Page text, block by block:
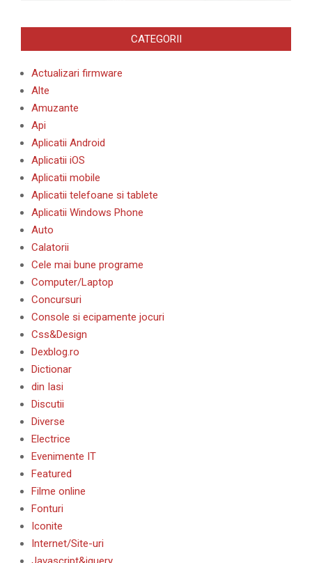
CATEGORII
Actualizari firmware
Alte
Amuzante
Api
Aplicatii Android
Aplicatii iOS
Aplicatii mobile
Aplicatii telefoane si tablete
Aplicatii Windows Phone
Auto
Calatorii
Cele mai bune programe
Computer/Laptop
Concursuri
Console si ecipamente jocuri
Css&Design
Dexblog.ro
Dictionar
din Iasi
Discutii
Diverse
Electrice
Evenimente IT
Featured
Filme online
Fonturi
Iconite
Internet/Site-uri